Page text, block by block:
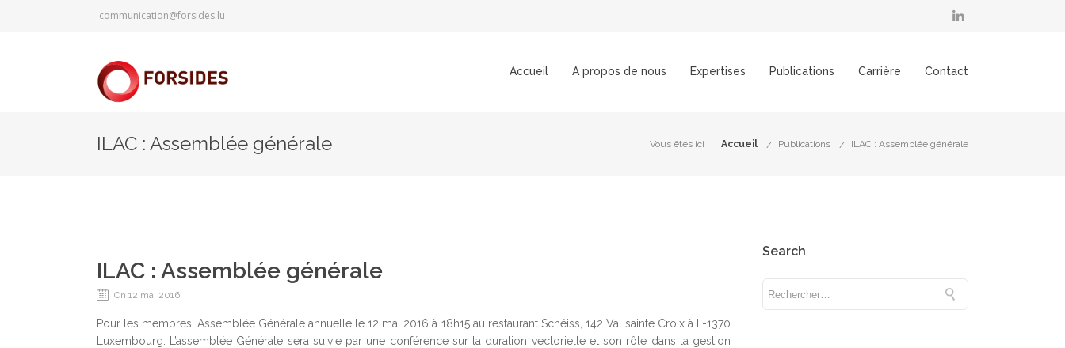
communication@forsides.lu
Accueil A propos de nous Expertises Publications Carrière Contact
ILAC : Assemblée générale Vous êtes ici : Accueil Publications ILAC : Assemblée générale
ILAC : Assemblée générale
On 12 mai 2016
Pour les membres: Assemblée Générale annuelle le 12 mai 2016 à 18h15 au restaurant Schéiss, 142 Val sainte Croix à L-1370
Luxembourg. L’assemblée Générale sera suivie par une conférence sur la duration vectorielle et son rôle dans la gestion
Search